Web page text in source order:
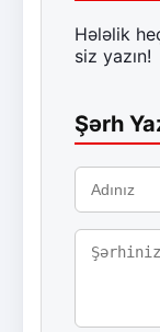
Hələlik
siz yazın!
Şərh